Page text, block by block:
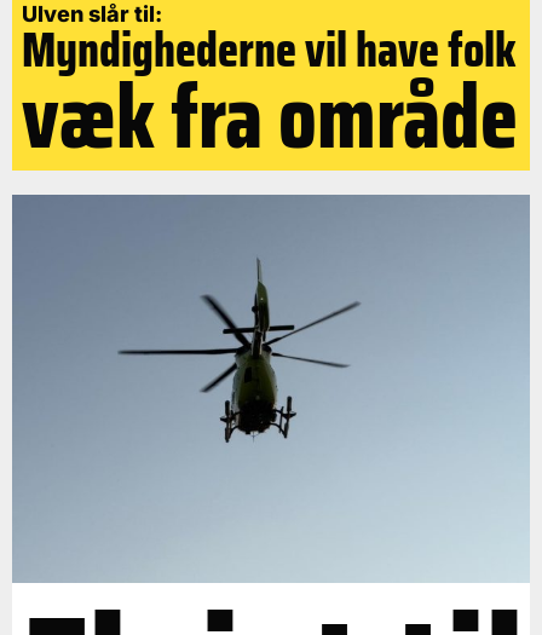
Ulven slår til:
Myndighederne vil have folk
væk fra område